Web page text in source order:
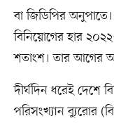
বা জিডিপির
বিনিয়োগের হার
শতাংশ। তার আগের
দীর্ঘদিন ধরেই দেশে
পরিসংখ্যান ব্যুরোর